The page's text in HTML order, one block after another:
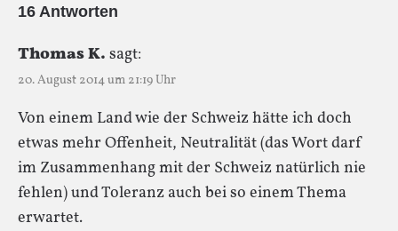
16 Antworten
Thomas K. sagt:
20. August 2014 um 21:19 Uhr
Von einem Land wie der Schweiz hätte ich doch
etwas mehr Offenheit, Neutralität (das Wort darf
im Zusammenhang mit der Schweiz natürlich nie
fehlen) und Toleranz auch bei so einem Thema
erwartet.